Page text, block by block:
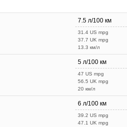
7.5 л/100 км
31.4 US mpg
37.7 UK mpg
13.3 км/л
5 л/100 км
47 US mpg
56.5 UK mpg
20 км/л
6 л/100 км
39.2 US mpg
47.1 UK mpg